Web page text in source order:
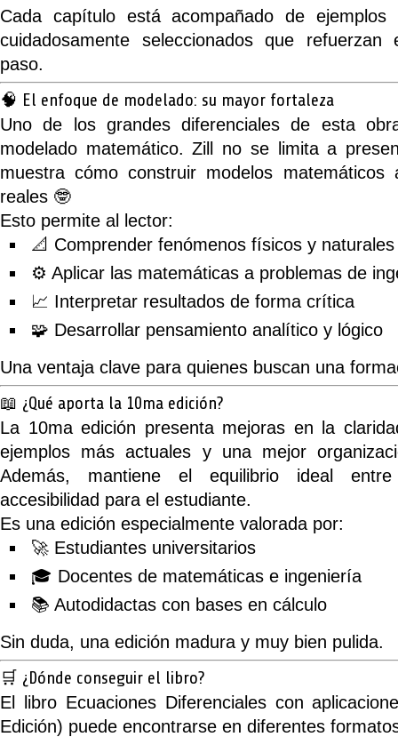
Cada capítulo está acompañado de ejemplos
cuidadosamente seleccionados que
paso.
🧠 El enfoque de modelado: su mayor fortaleza
Uno de los grandes diferenciales de esta
modelado matemático. Zill no se limita a
muestra cómo construir modelos
reales 🤓
Esto permite al lector:
📐 Comprender fenómenos físicos y naturales
⚙️ Aplicar las matemáticas a problemas de
📈 Interpretar resultados de forma crítica
🧩 Desarrollar pensamiento analítico y lógico
Una ventaja clave para quienes buscan una
📖 ¿Qué aporta la 10ma edición?
La 10ma edición presenta mejoras en la
ejemplos más actuales y una mejor
Además, mantiene el equilibrio ideal
accesibilidad para el estudiante.
Es una edición especialmente valorada por:
🚀 Estudiantes universitarios
🎓 Docentes de matemáticas e ingeniería
📚 Autodidactas con bases en cálculo
Sin duda, una edición madura y muy bien pulida.
🛒 ¿Dónde conseguir el libro?
El libro Ecuaciones Diferenciales con
Edición) puede encontrarse en diferentes